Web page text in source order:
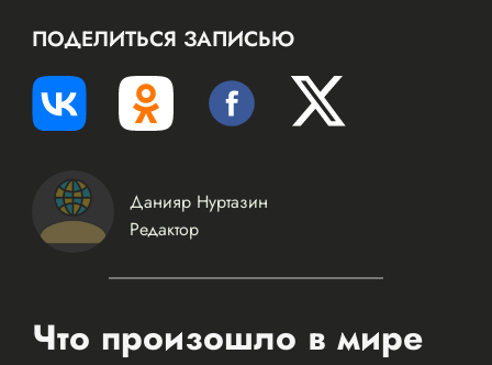
ПОДЕЛИТЬСЯ ЗАПИСЬЮ
Данияр Нуртазин
Редактор
Что произошло в мире